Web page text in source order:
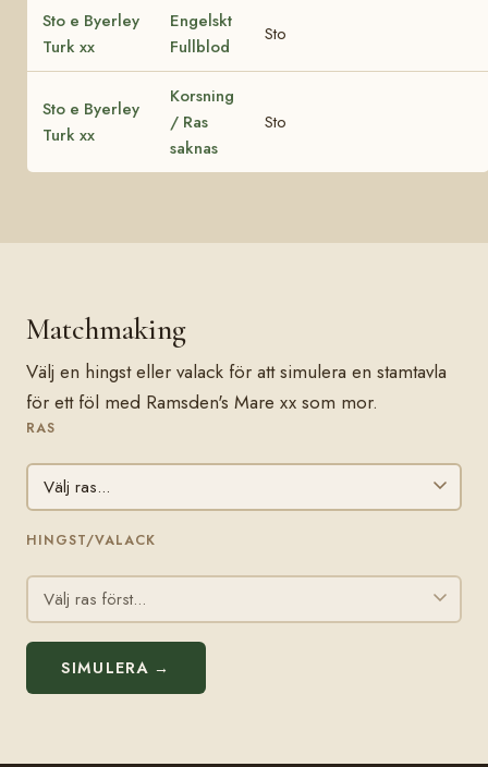
Sto e Byerley
Turk xx
Engelskt
Fullblod
Sto
Sto e Byerley
Turk xx
Korsning
/ Ras
saknas
Sto
Matchmaking
Välj en hingst eller valack för att simulera en stamtavla
för ett föl med Ramsden's Mare xx som mor.
RAS
HINGST/VALACK
SIMULERA →